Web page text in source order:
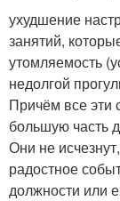
ухудшение
занятий,
утомляемость
недолгой
Причём все
большую часть
Они не
радостное
должности или